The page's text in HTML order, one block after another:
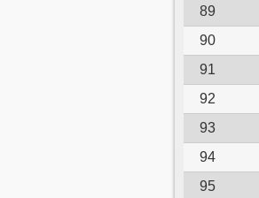
89
90
91
92
93
94
95